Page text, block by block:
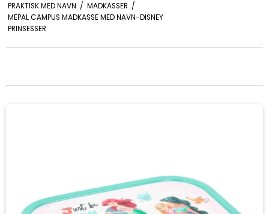
PRAKTISK MED NAVN / MADKASSER /
MEPAL CAMPUS MADKASSE MED NAVN-DISNEY
PRINSESSER